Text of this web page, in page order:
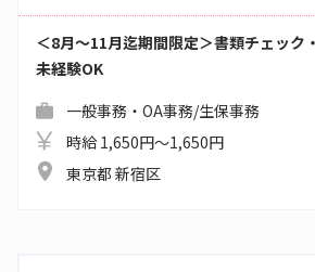
＜8月～11月迄期間限定＞書類チェッ
未経験OK
一般事務・OA事務/生保事務
時給 1,650円～1,650円
東京都 新宿区